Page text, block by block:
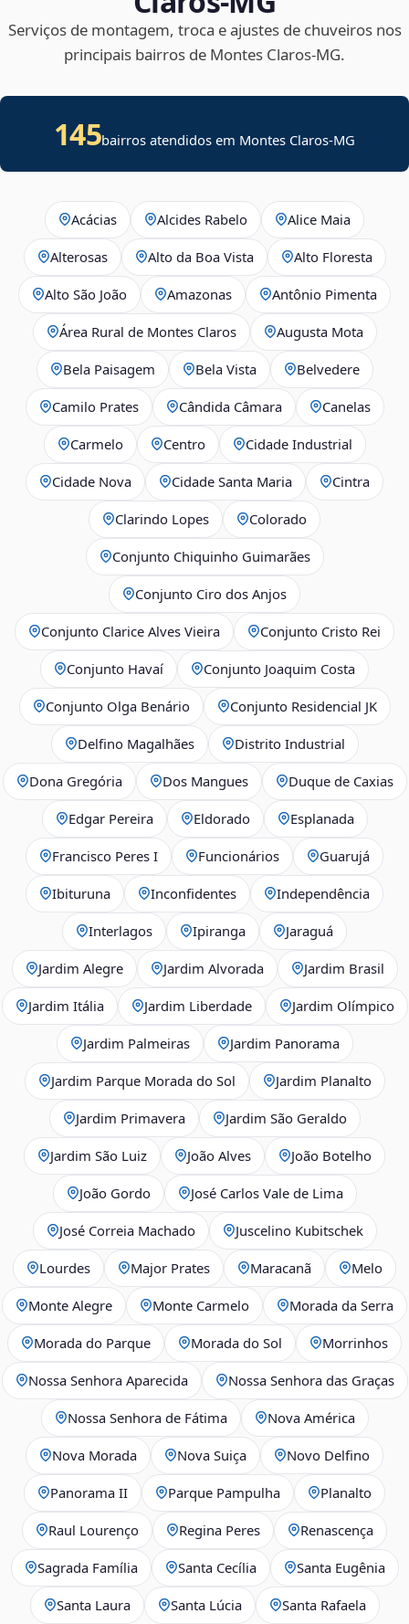
Serviços de montagem, troca e ajustes de chuveiros nos
principais bairros de Montes Claros‑MG.
145bairros atendidos em Montes Claros-MG
Acácias Alcides Rabelo Alice Maia
Alterosas Alto da Boa Vista Alto Floresta
Alto São João Amazonas Antônio Pimenta
Área Rural de Montes Claros Augusta Mota
Bela Paisagem Bela Vista Belvedere
Camilo Prates Cândida Câmara Canelas
Carmelo Centro Cidade Industrial
Cidade Nova Cidade Santa Maria Cintra
Clarindo Lopes Colorado
Conjunto Chiquinho Guimarães
Conjunto Ciro dos Anjos
Conjunto Clarice Alves Vieira Conjunto Cristo Rei
Conjunto Havaí Conjunto Joaquim Costa
Conjunto Olga Benário Conjunto Residencial JK
Delfino Magalhães Distrito Industrial
Dona Gregória Dos Mangues Duque de Caxias
Edgar Pereira Eldorado Esplanada
Francisco Peres I Funcionários Guarujá
Ibituruna Inconfidentes Independência
Interlagos Ipiranga Jaraguá
Jardim Alegre Jardim Alvorada Jardim Brasil
Jardim Itália Jardim Liberdade Jardim Olímpico
Jardim Palmeiras Jardim Panorama
Jardim Parque Morada do Sol Jardim Planalto
Jardim Primavera Jardim São Geraldo
Jardim São Luiz João Alves João Botelho
João Gordo José Carlos Vale de Lima
José Correia Machado Juscelino Kubitschek
Lourdes Major Prates Maracanã Melo
Monte Alegre Monte Carmelo Morada da Serra
Morada do Parque Morada do Sol Morrinhos
Nossa Senhora Aparecida Nossa Senhora das Graças
Nossa Senhora de Fátima Nova América
Nova Morada Nova Suiça Novo Delfino
Panorama II Parque Pampulha Planalto
Raul Lourenço Regina Peres Renascença
Sagrada Família Santa Cecília Santa Eugênia
Santa Laura Santa Lúcia Santa Rafaela